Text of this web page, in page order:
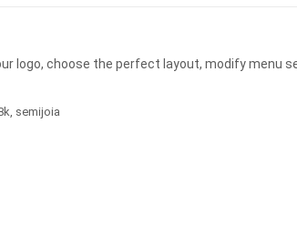
logo, choose the perfect layout, modify
, semijoia